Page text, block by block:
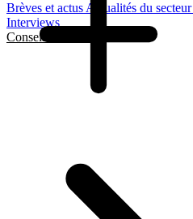
Brèves et actus Actualités du secteur
Interviews
Conseils et Guides